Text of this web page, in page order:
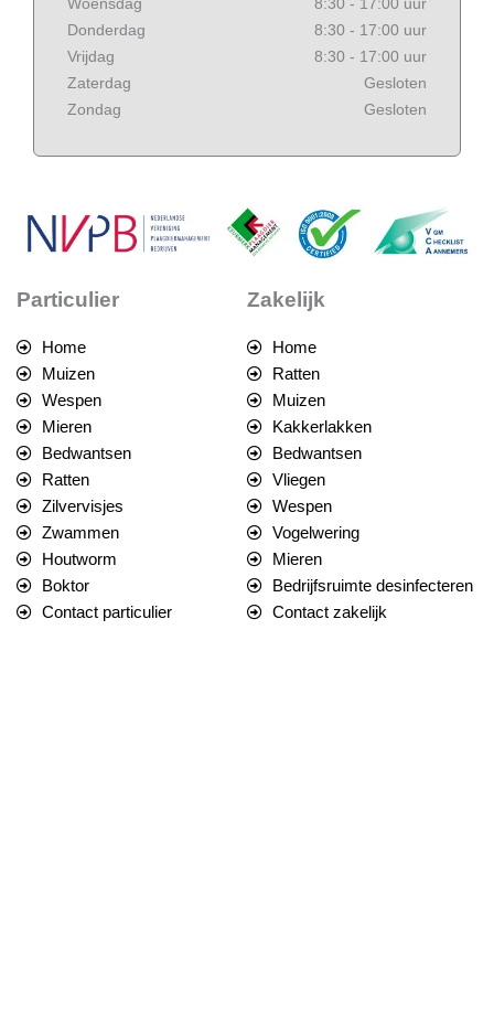
Donderdag
8:30 - 17:00 uur
Vrijdag
8:30 - 17:00 uur
Zaterdag
Gesloten
Zondag
Gesloten
Particulier
Home
Muizen
Wespen
Mieren
Bedwantsen
Ratten
Zilvervisjes
Zwammen
Houtworm
Boktor
Contact particulier
Zakelijk
Home
Ratten
Muizen
Kakkerlakken
Bedwantsen
Vliegen
Wespen
Vogelwering
Mieren
Bedrijfsruimte desinfecteren
Contact zakelijk